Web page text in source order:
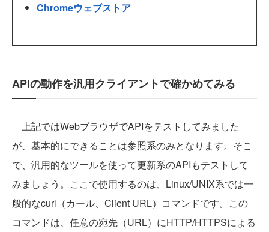
Chromeウェブストア
APIの動作を汎用クライアントで確かめてみる
上記ではWebブラウザでAPIをテストしてみました
が、基本的にできることは参照系のみとなります。そこ
で、汎用的なツールを使って更新系のAPIもテストして
みましょう。ここで使用するのは、Linux/UNIX系では一
般的なcurl（カール、Client URL）コマンドです。この
コマンドは、任意の宛先（URL）にHTTP/HTTPSによる